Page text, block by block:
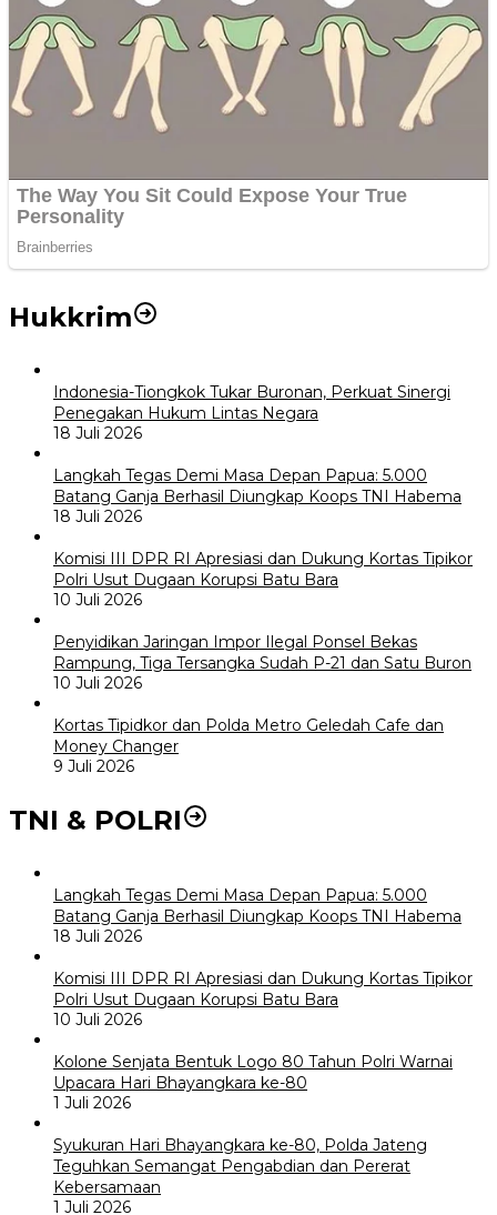
Hukkrim
Indonesia-Tiongkok Tukar Buronan, Perkuat Sinergi
Penegakan Hukum Lintas Negara
18 Juli 2026
Langkah Tegas Demi Masa Depan Papua: 5.000
Batang Ganja Berhasil Diungkap Koops TNI Habema
18 Juli 2026
Komisi III DPR RI Apresiasi dan Dukung Kortas Tipikor
Polri Usut Dugaan Korupsi Batu Bara
10 Juli 2026
Penyidikan Jaringan Impor Ilegal Ponsel Bekas
Rampung, Tiga Tersangka Sudah P-21 dan Satu Buron
10 Juli 2026
Kortas Tipidkor dan Polda Metro Geledah Cafe dan
Money Changer
9 Juli 2026
TNI & POLRI
Langkah Tegas Demi Masa Depan Papua: 5.000
Batang Ganja Berhasil Diungkap Koops TNI Habema
18 Juli 2026
Komisi III DPR RI Apresiasi dan Dukung Kortas Tipikor
Polri Usut Dugaan Korupsi Batu Bara
10 Juli 2026
Kolone Senjata Bentuk Logo 80 Tahun Polri Warnai
Upacara Hari Bhayangkara ke-80
1 Juli 2026
Syukuran Hari Bhayangkara ke-80, Polda Jateng
Teguhkan Semangat Pengabdian dan Pererat
Kebersamaan
1 Juli 2026